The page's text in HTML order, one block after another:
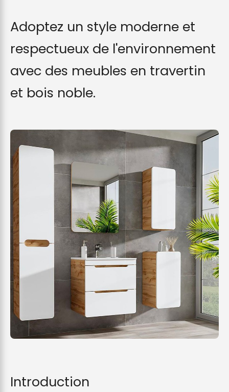
Adoptez un style moderne et
respectueux de l'environnement
avec des meubles en travertin
et bois noble.
Introduction